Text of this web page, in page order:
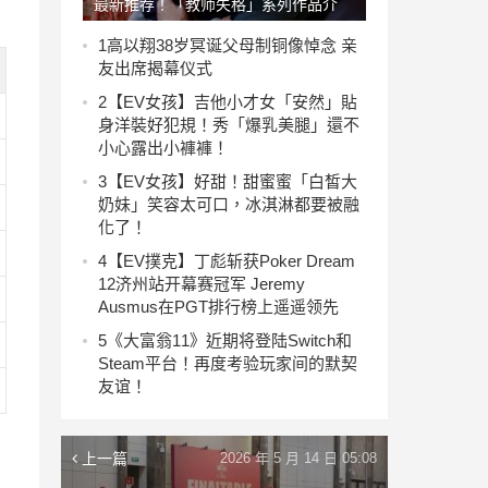
最新推荐！「教师失格」系列作品介
绍……【EV撲克下載】
1高以翔38岁冥诞父母制铜像悼念 亲
友出席揭幕仪式
2 【EV女孩】吉他小才女「安然」貼
身洋裝好犯規！秀「爆乳美腿」還不
小心露出小褲褲！
3 【EV女孩】好甜！甜蜜蜜「白皙大
奶妹」笑容太可口，冰淇淋都要被融
化了！
4 【EV撲克】丁彪斩获Poker Dream
12济州站开幕赛冠军 Jeremy
Ausmus在PGT排行榜上遥遥领先
5 《大富翁11》近期将登陆Switch和
Steam平台！再度考验玩家间的默契
友谊！
上一篇 2026 年 5 月 14 日 05:08